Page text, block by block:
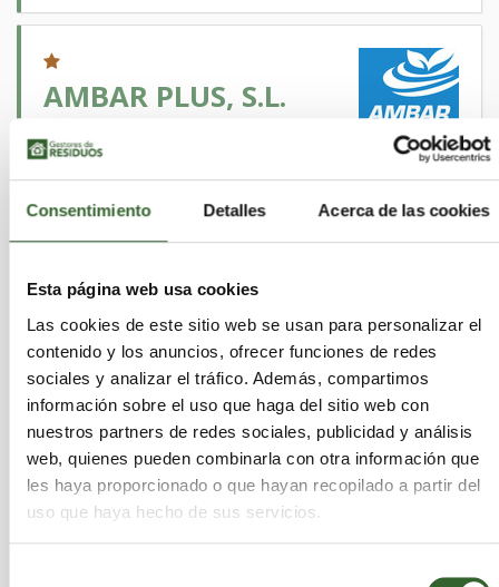
Consentimiento Detalles Acerca de las cookies
Esta página web usa cookies
Las cookies de este sitio web se usan para personalizar el
contenido y los anuncios, ofrecer funciones de redes
sociales y analizar el tráfico. Además, compartimos
información sobre el uso que haga del sitio web con
nuestros partners de redes sociales, publicidad y análisis
web, quienes pueden combinarla con otra información que
les haya proporcionado o que hayan recopilado a partir del
uso que haya hecho de sus servicios.
AMBAR PLUS, S.L.
Madrid | Trabaja en
Guadalajara,Toledo,Segovia
Actividades que desarrollan:
Retirada, transporte
y gestión de residuos peligrosos y no
Clasificación, maquinas de limpieza
(lavapistolas y lavapiezas), Limpieza de
separadores, Desgasificación y anulación de
depósitos, Contenedores de gran volumen,
Retirada de fibrocemento
Sectores:Aceites, Acidos, Agrarios, Caucho,
Disolventes, Equipos Electronicos, Escorias,
Lodos, Madera, Metales, Plasticos, Quimicos,
RCD, Sanitarios, Suelos Contaminados, Pilas,